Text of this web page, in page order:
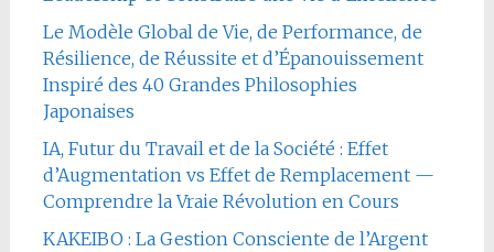
Le Modèle Global de Vie, de Performance, de
Résilience, de Réussite et d’Épanouissement
Inspiré des 40 Grandes Philosophies
Japonaises
IA, Futur du Travail et de la Société : Effet
d’Augmentation vs Effet de Remplacement —
Comprendre la Vraie Révolution en Cours
KAKEIBO : La Gestion Consciente de l’Argent